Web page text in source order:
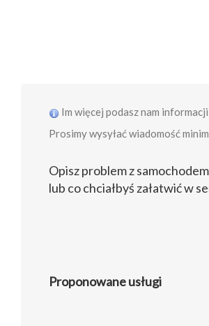
Im więcej podasz nam
Prosimy wysyłać wiadomość
Opisz problem z samochodem
lub co chciałbyś załatwić w
Proponowane usługi